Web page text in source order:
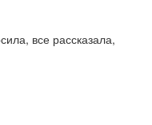
все рассказала,